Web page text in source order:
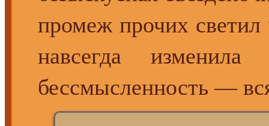
промеж прочих
навсегда
бессмысленность —